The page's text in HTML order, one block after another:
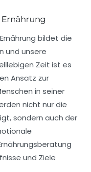
bildet die
und unsere
Zeit ist es
Ansatz zur
in seiner
nicht nur die
sondern auch der
und Ziele